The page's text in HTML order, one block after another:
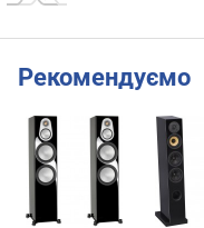
Рекомендуємо